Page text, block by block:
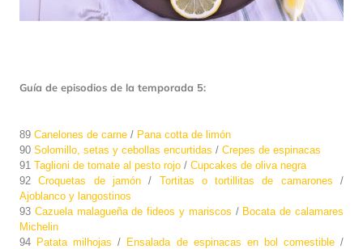
Guía de episodios de la temporada 5:
89 Canelones de carne / Pana cotta de limón
90 Solomillo, setas y cebollas encurtidas / Crepes de espinacas
91 Taglioni de tomate al pesto rojo / Cupcakes de oliva negra
92Croquetas de jamón/ Tortitas o tortillitas de camarones /
Ajoblanco y langostinos
93 Cazuela malagueña de fideos y mariscos /Bocata de calamares
Michelin
94 Patata milhojas / Ensalada de espinacas en bol comestible/